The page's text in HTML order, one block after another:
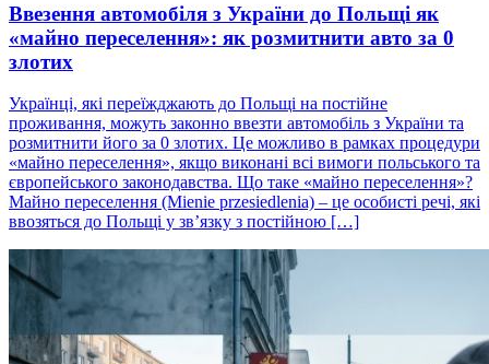
Ввезення автомобіля з України до Польщі як
«майно переселення»: як розмитнити авто за 0
злотих
Українці, які переїжджають до Польщі на постійне
проживання, можуть законно ввезти автомобіль з України та
розмитнити його за 0 злотих. Це можливо в рамках процедури
«майно переселення», якщо виконані всі вимоги польського та
європейського законодавства. Що таке «майно переселення»?
Майно переселення (Mienie przesiedlenia) – це особисті речі, які
ввозяться до Польщі у зв’язку з постійною […]